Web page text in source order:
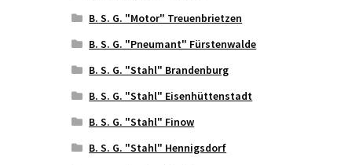
B. S. G. "Motor" Treuenbrietzen
B. S. G. "Pneumant" Fürstenwalde
B. S. G. "Stahl" Brandenburg
B. S. G. "Stahl" Eisenhüttenstadt
B. S. G. "Stahl" Finow
B. S. G. "Stahl" Hennigsdorf